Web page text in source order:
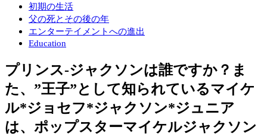
初期の生活
父の死とその後の年
エンターテイメントへの進出
Education
プリンス-ジャクソンは誰ですか？ま
た、”王子”として知られているマイケ
ル*ジョセフ*ジャクソン*ジュニア
は、ポップスターマイケルジャクソン